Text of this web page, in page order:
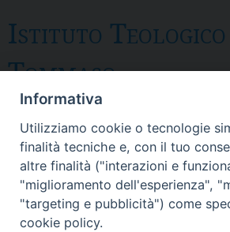
Istituto Teologico
Tommaso
Messina
Via del Pozzo 43 - CP 28 - 98121
- Tel. 090.3691 111 - fax 090.
SEGRETERIA: itst@itst.it
DIRETTORE: direttore@itst.it
DPO: dpo@sdbsicilia.org
Informativa
Utilizziamo cookie o tecnologie
finalità tecniche e, con il tuo
altre finalità ("interazioni e
"miglioramento dell'esperienza",
"targeting e pubblicità") come
cookie policy.